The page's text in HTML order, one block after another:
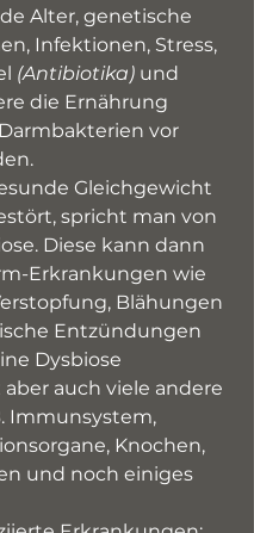
Alter, genetische
Infektionen, Stress,
(Antibiotika) und
die Ernährung
vor
Gleichgewicht
spricht man von
Diese kann dann
Erkrankungen wie
Blähungen
Entzündungen
Dysbiose
auch viele andere
Immunsystem,
Knochen,
und noch einiges